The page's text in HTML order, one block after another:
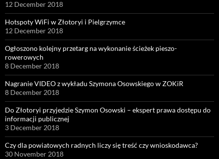
12 December 2018
Hotspoty WiFi w Złotoryi i Pielgrzymce
12 December 2018
Ogłoszono kolejny przetarg na wykonanie ścieżek pieszo-
rowerowych
8 December 2018
Nagranie VIDEO z wykładu Szymona Osowskiego w ZOKiR
8 December 2018
Do Złotoryi przyjedzie Szymon Osowski – ekspert prawa dostępu do
informacji publicznej
3 December 2018
Czy dla powiatowych radnych liczy się treść czy wnioskodawca?
30 November 2018